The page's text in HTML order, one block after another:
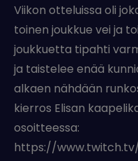
Viikon otteluissa oli
toinen joukkue vei ja
joukkuetta tipahti
ja taistelee enää
alkaen nähdään
kierros Elisan
osoitteessa:
https://